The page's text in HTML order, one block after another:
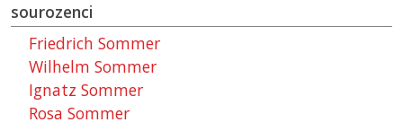
sourozenci
Friedrich Sommer
Wilhelm Sommer
Ignatz Sommer
Rosa Sommer